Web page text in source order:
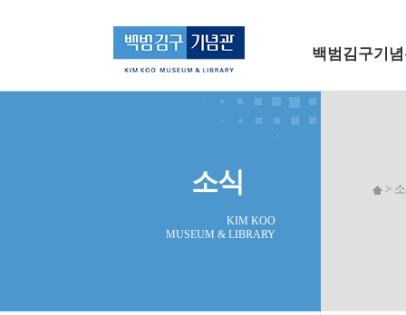
백범김구기
소식
KIM KOO
MUSEUM & LIBRARY
>